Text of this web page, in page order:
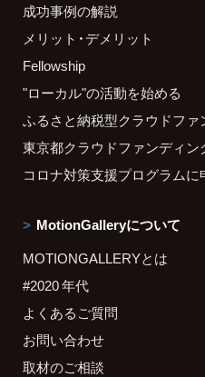
成功事例の解説
メリット・デメリット
Fellowship
"ローカル"の活動を始める
ふるさと納税型クラウドファ
東京都クラウドファンディ
コロナ対策支援プログラムに
MotionGalleryについて
MOTIONGALLERYとは
#2020 年代
よくあるご質問
お問い合わせ
取材のご相談